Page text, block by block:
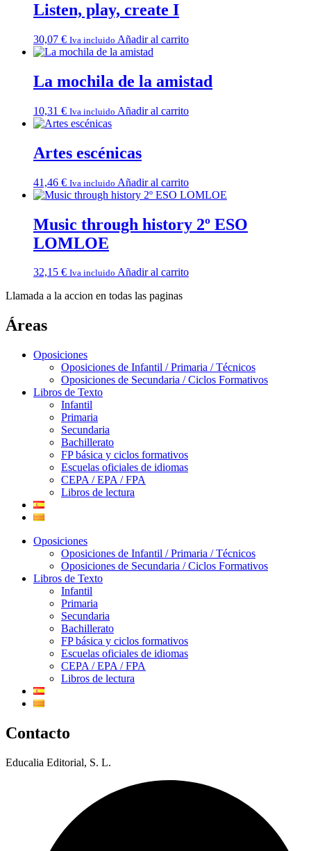
Listen, play, create I
30,07 € Iva incluido Añadir al carrito
La mochila de la amistad
10,31 € Iva incluido Añadir al carrito
Artes escénicas
41,46 € Iva incluido Añadir al carrito
Music through history 2º ESO
LOMLOE
32,15 € Iva incluido Añadir al carrito
Llamada a la accion en todas las paginas
Áreas
Oposiciones
Oposiciones de Infantil / Primaria / Técnicos
Oposiciones de Secundaria / Ciclos Formativos
Libros de Texto
Infantil
Primaria
Secundaria
Bachillerato
FP básica y ciclos formativos
Escuelas oficiales de idiomas
CEPA / EPA / FPA
Libros de lectura
Oposiciones
Oposiciones de Infantil / Primaria / Técnicos
Oposiciones de Secundaria / Ciclos Formativos
Libros de Texto
Infantil
Primaria
Secundaria
Bachillerato
FP básica y ciclos formativos
Escuelas oficiales de idiomas
CEPA / EPA / FPA
Libros de lectura
Contacto
Educalia Editorial, S. L.